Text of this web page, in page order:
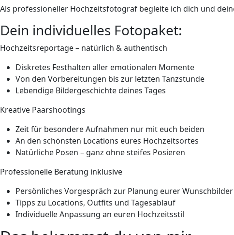
Als professioneller Hochzeitsfotograf begleite ich dich und
Dein individuelles Fotopaket:
Hochzeitsreportage – natürlich & authentisch
Diskretes Festhalten aller emotionalen Momente
Von den Vorbereitungen bis zur letzten Tanzstunde
Lebendige Bildergeschichte deines Tages
Kreative Paarshootings
Zeitfür besondere Aufnahmen nur mit euch beiden
An den schönsten Locations eures Hochzeitsortes
Natürliche Posen – ganz ohne steifes Posieren
Professionelle Beratung inklusive
Persönliches Vorgespräch zur Planung eurerWunschbilder
Tipps zu Locations, Outfits und Tagesablauf
Individuelle Anpassung an euren Hochzeitsstil